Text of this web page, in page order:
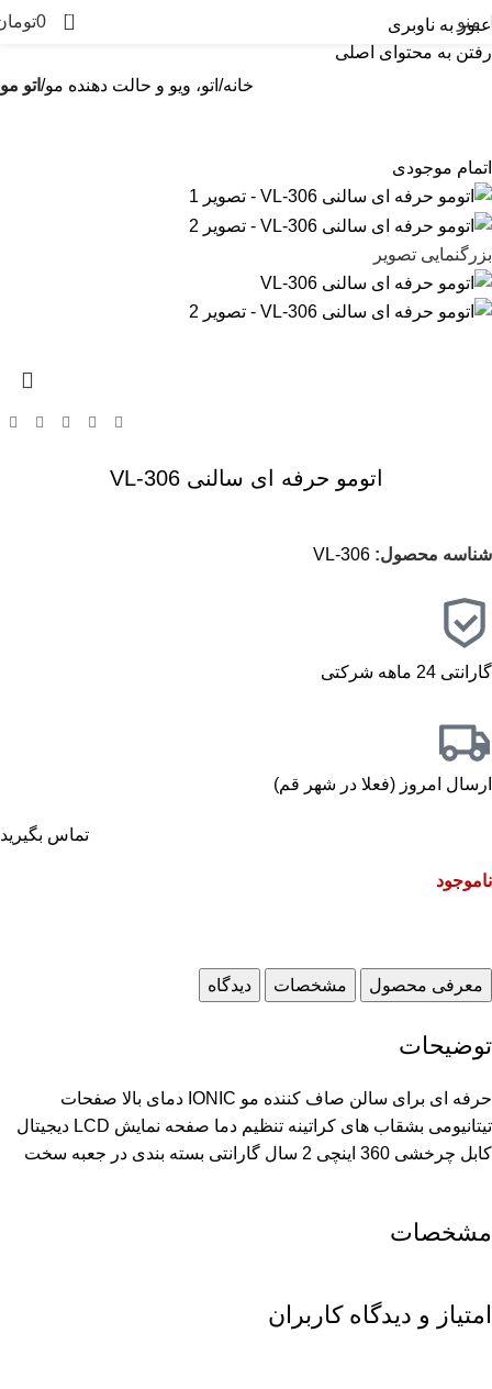
عبور به ناوبری
رفتن به محتوای اصلی
منو 0
0
خانه اتو، ویو و حالت دهنده مو اتو مو
اتمام موجودی
بزرگنمایی تصویر
اتومو حرفه ای سالنی VL-306
شناسه محصول: VL-306
گارانتی 24 ماهه شرکتی
ارسال امروز (فعلا در شهر قم)
تماس بگیرید
ناموجود
معرفی محصول مشخصات دیدگاه
توضیحات
حرفه ای برای سالن صاف کننده مو IONIC دمای بالا صفحات
تیتانیومی بشقاب های کراتینه تنظیم دما صفحه نمایش LCD دیجیتال
کابل چرخشی 360 اینچی 2 سال گارانتی بسته بندی در جعبه سخت
مشخصات
امتیاز و دیدگاه کاربران